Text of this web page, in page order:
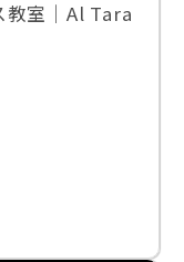
教室｜Al Tara